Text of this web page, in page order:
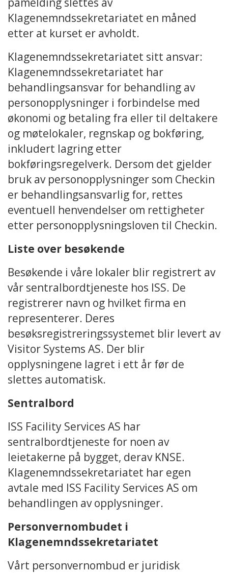
Klagenemndssekretariatet en måned
etter at kurset er avholdt.
Klagenemndssekretariatet sitt ansvar:
Klagenemndssekretariatet har
behandlingsansvar for behandling av
personopplysninger i forbindelse med
økonomi og betaling fra eller til deltakere
og møtelokaler, regnskap og bokføring,
inkludert lagring etter
bokføringsregelverk. Dersom det gjelder
bruk av personopplysninger som Checkin
er behandlingsansvarlig for, rettes
eventuell henvendelser om rettigheter
etter personopplysningsloven til Checkin.
Liste over besøkende
Besøkende i våre lokaler blir registrert av
vår sentralbordtjeneste hos ISS. De
registrerer navn og hvilket firma en
representerer. Deres
besøksregistreringssystemet blir levert av
Visitor Systems AS. Der blir
opplysningene lagret i ett år før de
slettes automatisk.
Sentralbord
ISS Facility Services AS har
sentralbordtjeneste for noen av
leietakerne på bygget, derav KNSE.
Klagenemndssekretariatet har egen
avtale med ISS Facility Services AS om
behandlingen av opplysninger.
Personvernombudet i
Klagenemndssekretariatet
Vårt personvernombud er juridisk